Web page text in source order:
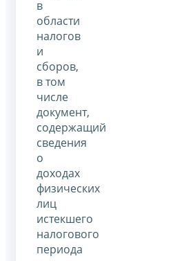
в
области
налогов
и
сборов,
в том
числе
документ,
содержащий
сведения
о
доходах
физических
лиц
истекшего
налогового
периода